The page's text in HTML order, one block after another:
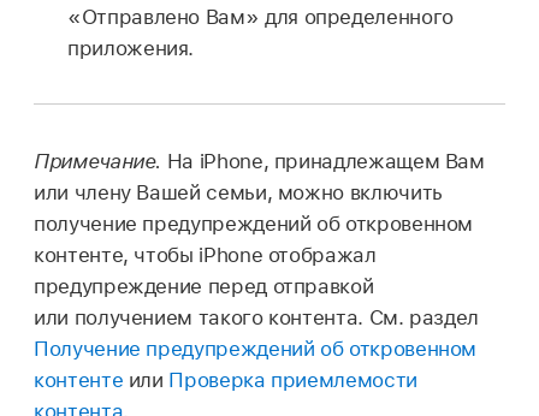
«Отправлено Вам» для определенного
приложения.
Примечание. На iPhone, принадлежащем Вам
или члену Вашей семьи, можно включить
получение предупреждений об откровенном
контенте, чтобы iPhone отображал
предупреждение перед отправкой
или получением такого контента. См. раздел
Получение предупреждений об откровенном
контенте или Проверка приемлемости
контента.